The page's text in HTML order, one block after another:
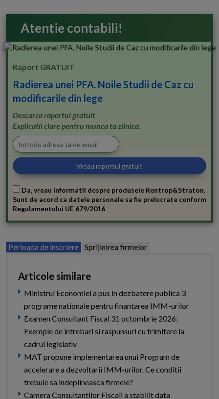
Atentie contabili!
Raport GRATUIT
Radierea unei PFA. Noile Studii de Caz cu
modificarile din lege
Descarca raportul gratuit
Explicatii clare pentru munca ta zilnica.
Da, vreau informatii despre produsele Rentrop&Straton.
Sunt de acord ca datele personale sa fie prelucrate conform
Regulamentului UE 679/2016
Perioada de inscriere Sprijinirea firmelor
Articole similare
Ministrul Economiei a pus in dezbatere publica 3
programe nationale pentru finantarea IMM-urilor
Examen Consultant Fiscal 31 octombrie 2026:
Exemple de intrebari si raspunsuri cu trimitere la
cadrul legislativ
MAT propune implementarea unui Program de
accelerare a dezvoltarii IMM-urilor. Ce conditii
trebuie sa indeplineasca firmele?
Camera Consultantilor Fiscali a stabilit data